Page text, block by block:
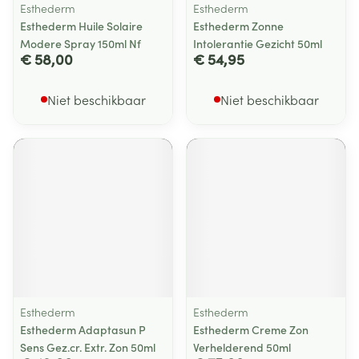
Esthederm
Esthederm Huile Solaire
Modere Spray 150ml Nf
€ 58,00
Niet beschikbaar
Esthederm
Esthederm Zonne
Intolerantie Gezicht 50ml
€ 54,95
Niet beschikbaar
Esthederm
Esthederm Adaptasun P
Sens Gez.cr. Extr. Zon 50ml
Esthederm
Esthederm Creme Zon
Verhelderend 50ml